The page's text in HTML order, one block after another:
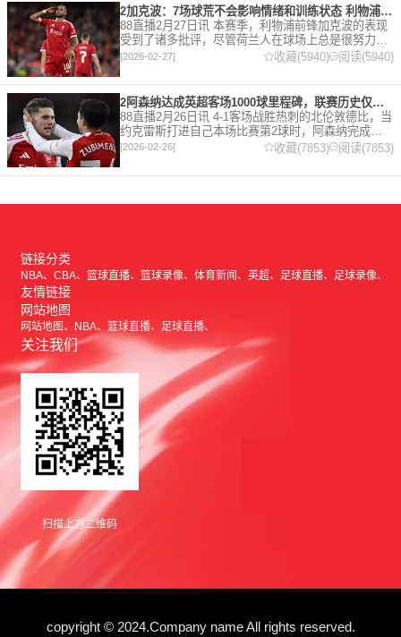
2加克波：7场球荒不会影响情绪和训练状态 利物浦如今已不容有失
88直播2月27日讯 本赛季，利物浦前锋加克波的表现
受到了诸多批评，尽管荷兰人在球场上总是很努力。
在接受天空体育采访时，他谈论了诸多话题。 关于球
队对赛季目前情况的看法 这是一个很好的问题。这个
赛季并
[2026-02-27] 收藏(5940) 阅读(5940)
2阿森纳达成英超客场1000球里程碑，联赛历史仅次于曼联的1063球
88直播2月26日讯 4-1客场战胜热刺的北伦敦德比，当
约克雷斯打进自己本场比赛第2球时，阿森纳完成了
一项了不起的成就，枪手成为英超历史第2支在客场
打进1000球的球队，仅次于曼联的1063球。阿森纳
[2026-02-26] 收藏(7853) 阅读(7853)
链接分类
NBA CBA 篮球直播 篮球录像 体育新闻 英超 足球直播 足球录像
友情链接
网站地图
网站地图 NBA 篮球直播 足球直播
关注我们
扫描上方二维码
copyright © 2024.Company name All rights reserved.